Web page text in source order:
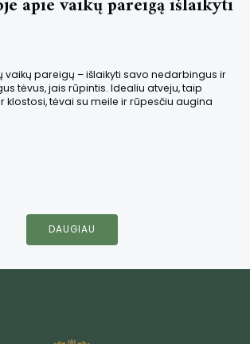
vaikų pareigų – išlaikyti savo nedarbingus ir
tėvus, jais rūpintis. Idealiu atveju, taip
klostosi, tėvai su meile ir rūpesčiu augina
DAUGIAU